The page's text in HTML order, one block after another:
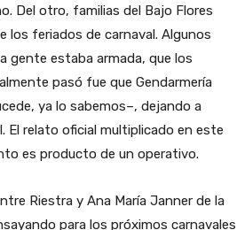
Del otro, familias del Bajo Flores
los feriados de carnaval. Algunos
gente estaba armada, que los
pasó fue que Gendarmería
ya lo sabemos–, dejando a
relato oficial multiplicado en este
es producto de un operativo.
Riestra y Ana María Janner de la
para los próximos carnavales